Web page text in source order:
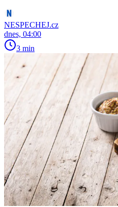
NESPECHEJ.cz
dnes, 04:00
3 min